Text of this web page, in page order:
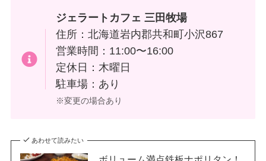
ジェラートカフェ 三田牧場
住所：北海道岩内郡共和町小沢867
営業時間：11:00〜16:00
定休日：木曜日
駐車場：あり
※変更の場合あり
あわせて読みたい